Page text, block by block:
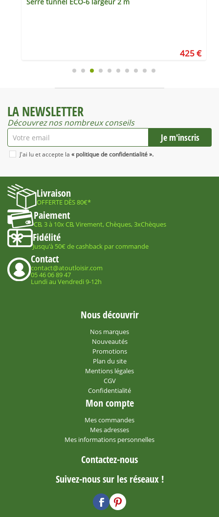
425 €
LA NEWSLETTER
Découvrez nos nombreux conseils
J'ai lu et accepte la « politique de confidentialité ».
Livraison
OFFERTE DÈS 80€*
Paiement
CB, 3 à 10x CB, Virement, Chèques, 3xChèques
Fidélité
Jusqu'à 50€ de cashback par commande
Contact
contact@atoutloisir.com
05 46 06 89 47
Lundi au Vendredi 9-12h
Nous découvrir
Nos marques
Nouveautés
Promotions
Plan du site
Mentions légales
CGV
Confidentialité
Mon compte
Mes commandes
Mes adresses
Mes informations personnelles
Contactez-nous
Suivez-nous sur les réseaux !